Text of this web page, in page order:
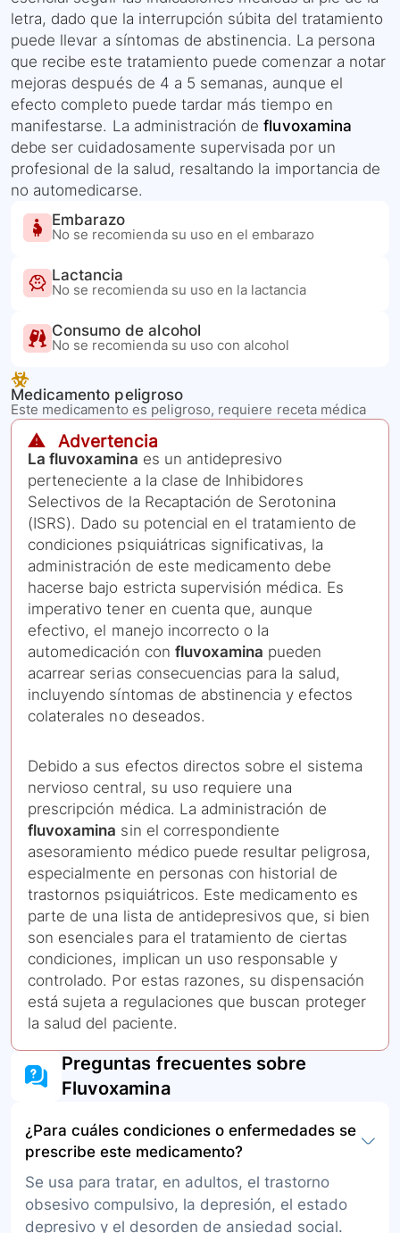
letra, dado que la interrupción súbita del tratamiento
puede llevar a síntomas de abstinencia. La persona
que recibe este tratamiento puede comenzar a notar
mejoras después de 4 a 5 semanas, aunque el
efecto completo puede tardar más tiempo en
manifestarse. La administración defluvoxamina
debe ser cuidadosamente supervisada por un
profesional de la salud, resaltando la importancia de
no automedicarse.
Embarazo
No se recomienda su uso en el embarazo
Lactancia
No se recomienda su uso en la lactancia
Consumo de alcohol
No se recomienda su uso con alcohol
Medicamento peligroso
Este medicamento es peligroso, requiere receta médica
⚠️ Advertencia
La fluvoxamina es un antidepresivo
perteneciente a la clase de Inhibidores
Selectivos de la Recaptación de Serotonina
(ISRS). Dado su potencial en el tratamiento de
condiciones psiquiátricas significativas, la
administración de este medicamento debe
hacerse bajo estricta supervisión médica. Es
imperativo tener en cuenta que, aunque
efectivo, el manejo incorrecto o la
automedicación con fluvoxamina pueden
acarrear serias consecuencias para la salud,
incluyendo síntomas de abstinencia y efectos
colaterales no deseados.
Debido a sus efectos directos sobre el sistema
nervioso central, su uso requiere una
prescripción médica. La administración de
fluvoxamina sin el correspondiente
asesoramiento médico puede resultar peligrosa,
especialmente en personas con historial de
trastornos psiquiátricos. Este medicamento es
parte de una lista de antidepresivos que, si bien
son esenciales para el tratamiento de ciertas
condiciones, implican un uso responsable y
controlado. Por estas razones, su dispensación
está sujeta a regulaciones que buscan proteger
la salud del paciente.
Preguntas frecuentes sobre
Fluvoxamina
¿Para cuáles condiciones o enfermedades se
prescribe este medicamento?
Se usa para tratar, en adultos, el trastorno
obsesivo compulsivo, la depresión, el estado
depresivo y el desorden de ansiedad social.